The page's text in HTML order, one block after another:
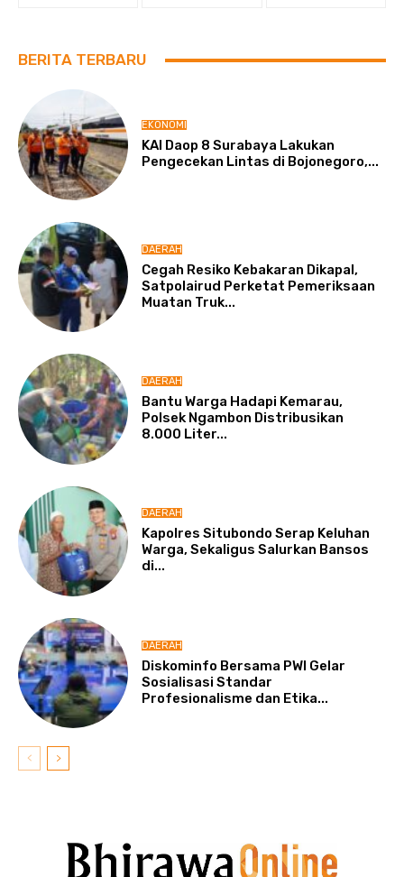
BERITA TERBARU
EKONOMI
KAI Daop 8 Surabaya Lakukan
Pengecekan Lintas di Bojonegoro,...
DAERAH
Cegah Resiko Kebakaran Dikapal,
Satpolairud Perketat Pemeriksaan
Muatan Truk...
DAERAH
Bantu Warga Hadapi Kemarau,
Polsek Ngambon Distribusikan
8.000 Liter...
DAERAH
Kapolres Situbondo Serap Keluhan
Warga, Sekaligus Salurkan Bansos
di...
DAERAH
Diskominfo Bersama PWI Gelar
Sosialisasi Standar
Profesionalisme dan Etika...